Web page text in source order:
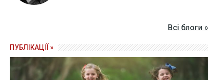
Всі блоги »
ПУБЛІКАЦІЇ »